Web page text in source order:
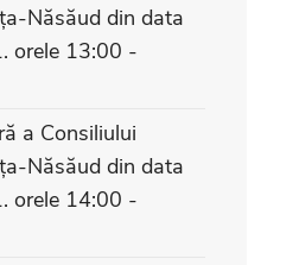
Năsăud din data
orele 13:00 -
a Consiliului
Năsăud din data
orele 14:00 -